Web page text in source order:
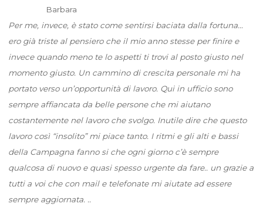
Barbara
Per me, invece, è stato come sentirsi baciata dalla fortuna…
ero già triste al pensiero che il mio anno stesse per finire e
invece quando meno te lo aspetti ti trovi al posto giusto nel
momento giusto. Un cammino di crescita personale mi ha
portato verso un’opportunità di lavoro. Qui in ufficio sono
sempre affiancata da belle persone che mi aiutano
costantemente nel lavoro che svolgo. Inutile dire che questo
lavoro così “insolito” mi piace tanto. I ritmi e gli alti e bassi
della Campagna fanno si che ogni giorno c’è sempre
qualcosa di nuovo e quasi spesso urgente da fare.. un grazie a
tutti a voi che con mail e telefonate mi aiutate ad essere
sempre aggiornata. ..